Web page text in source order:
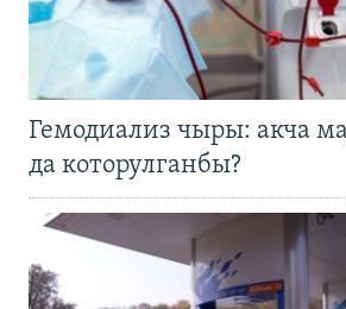
Гемодиализ чыры: акча
да которулганбы?